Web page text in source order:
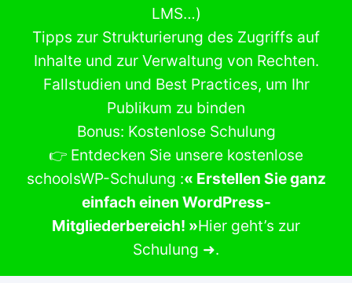
LMS…)
Tipps zur Strukturierung des Zugriffs auf
Inhalte und zur Verwaltung von Rechten.
Fallstudien und Best Practices, um Ihr
Publikum zu binden
Bonus: Kostenlose Schulung
👉 Entdecken Sie unsere kostenlose
schoolsWP-Schulung :« Erstellen Sie ganz
einfach einen WordPress-
Mitgliederbereich! »Hier geht’s zur
Schulung ➜.